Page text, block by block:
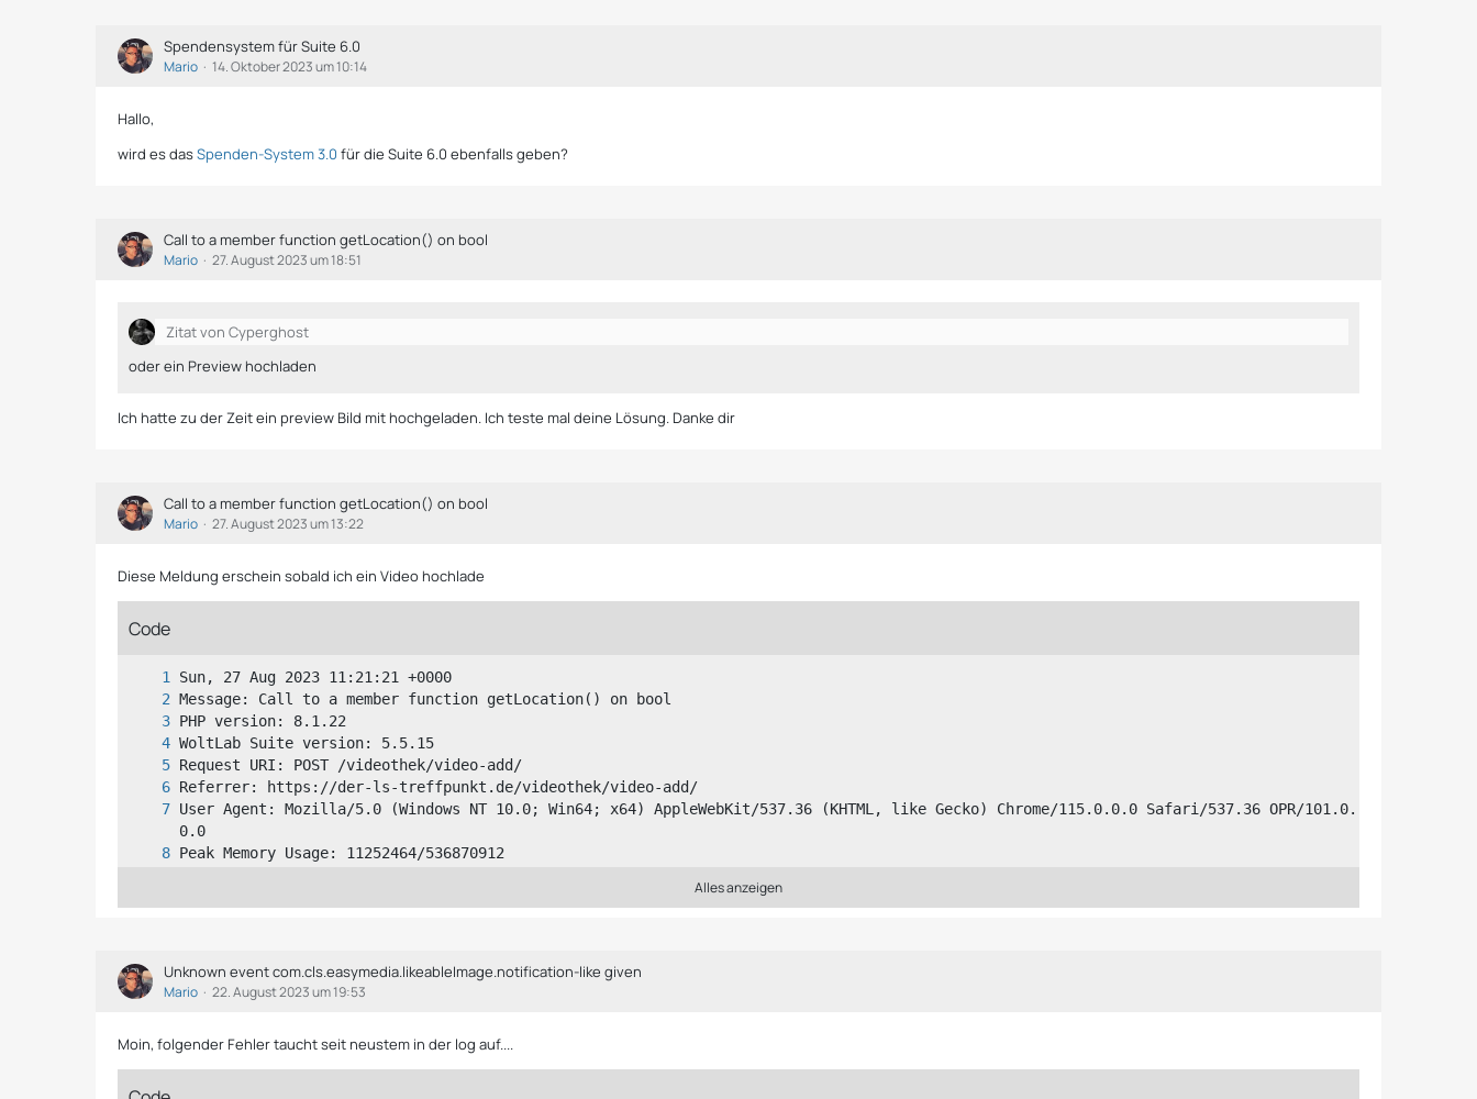
Spendensystem für Suite 6.0
Mario 14. Oktober 2023 um 10:14
Hallo,
wird es dasSpenden-System 3.0 für die Suite 6.0 ebenfalls geben?
Call to a member function getLocation() on bool
Mario 27. August 2023 um 18:51
Zitat von Cyperghost
oder ein Preview hochladen
Ich hatte zu der Zeit ein preview Bild mit hochgeladen. Ich teste mal deine Lösung. Danke dir
Call to a member function getLocation() on bool
Mario 27. August 2023 um 13:22
Diese Meldung erschein sobald ich ein Video hochlade
Code
User Agent: Mozilla/5.0 (Windows NT 10.0; Win64; x64) AppleWebKit/537.36 (KHTML, like Gecko) Chrome/115.0.0.0 Safari/537.36 OPR/101.0.
Extra Information: -
s\/der-ls-treffpunkt.de\/httpdocs\/videothek\/lib\/data\/video\/VideoAction.class.php","line":137,"function":"executeAction","clas
s":"wcf\\data\\AbstractDatabaseObjectAction","type":"->","args":[]},{"file":"\/var\/www\/vhosts\/der-ls-treffpunkt.de\/httpdocs\/lib\/
Alles anzeigen
Unknown event com.cls.easymedia.likeableImage.notification-like given
Mario 22. August 2023 um 19:53
Moin, folgender Fehler taucht seit neustem in der log auf....